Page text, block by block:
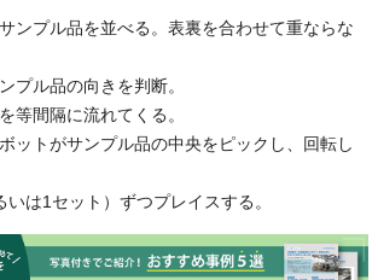
ンプル品を並べる。表裏を合わせて重ならな
プル品の向きを判断。
等間隔に流れてくる。
ットがサンプル品の中央をピックし、回転し
は1セット）ずつプレイスする。